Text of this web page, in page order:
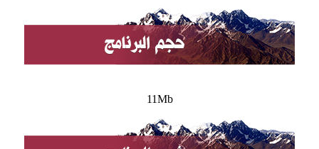
11Mb